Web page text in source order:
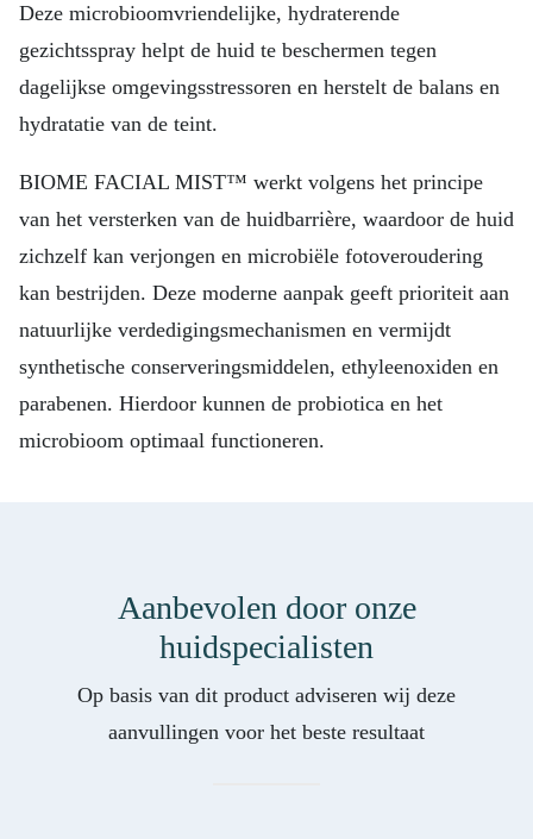
Deze microbioomvriendelijke, hydraterende
gezichtsspray helpt de huid te beschermen tegen
dagelijkse omgevingsstressoren en herstelt de balans en
hydratatie van de teint.
BIOME FACIAL MIST™ werkt volgens het principe
van het versterken van de huidbarrière, waardoor de huid
zichzelf kan verjongen en microbiële fotoveroudering
kan bestrijden. Deze moderne aanpak geeft prioriteit aan
natuurlijke verdedigingsmechanismen en vermijdt
synthetische conserveringsmiddelen, ethyleenoxiden en
parabenen. Hierdoor kunnen de probiotica en het
microbioom optimaal functioneren.
Aanbevolen door onze
huidspecialisten
Op basis van dit product adviseren wij deze
aanvullingen voor het beste resultaat